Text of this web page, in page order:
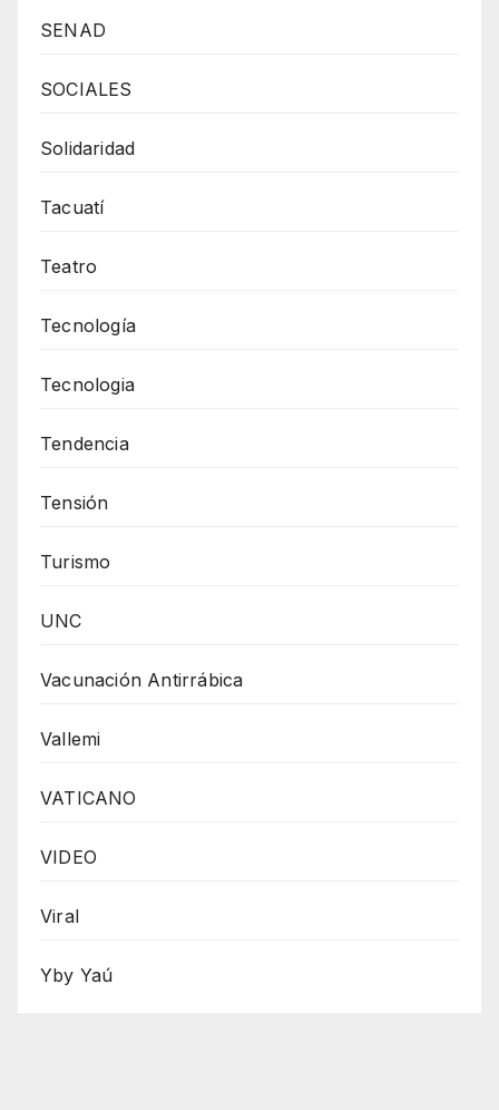
SENAD
SOCIALES
Solidaridad
Tacuatí
Teatro
Tecnología
Tecnologia
Tendencia
Tensión
Turismo
UNC
Vacunación Antirrábica
Vallemi
VATICANO
VIDEO
Viral
Yby Yaú